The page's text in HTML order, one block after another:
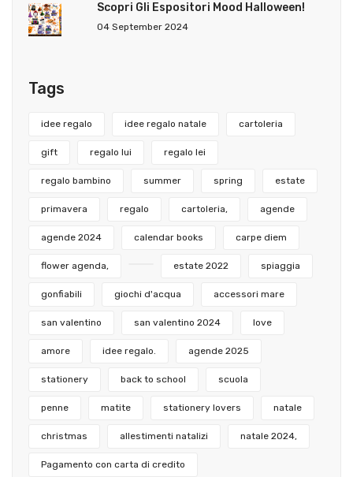
Scopri Gli Espositori Mood Halloween!
04 September 2024
Tags
idee regalo idee regalo natale cartoleria
gift regalo lui regalo lei
regalo bambino summer spring estate
primavera regalo cartoleria, agende
agende 2024 calendar books carpe diem
flower agenda, estate 2022 spiaggia
gonfiabili giochi d'acqua accessori mare
san valentino san valentino 2024 love
amore idee regalo. agende 2025
stationery back to school scuola
penne matite stationery lovers natale
christmas allestimenti natalizi natale 2024,
Pagamento con carta di credito